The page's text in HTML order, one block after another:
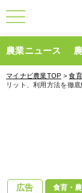
農業ニュース
マイナビ農業TOP >食
リット、利用方法を徹底
広告 食育・